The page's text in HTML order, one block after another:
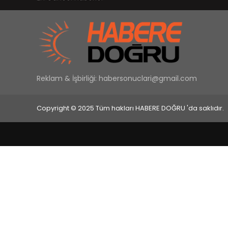
Reklam & İşbirliği: habersonuclari@gmail.com
Copyright © 2025 Tüm hakları HABERE DOĞRU 'da saklıdır.